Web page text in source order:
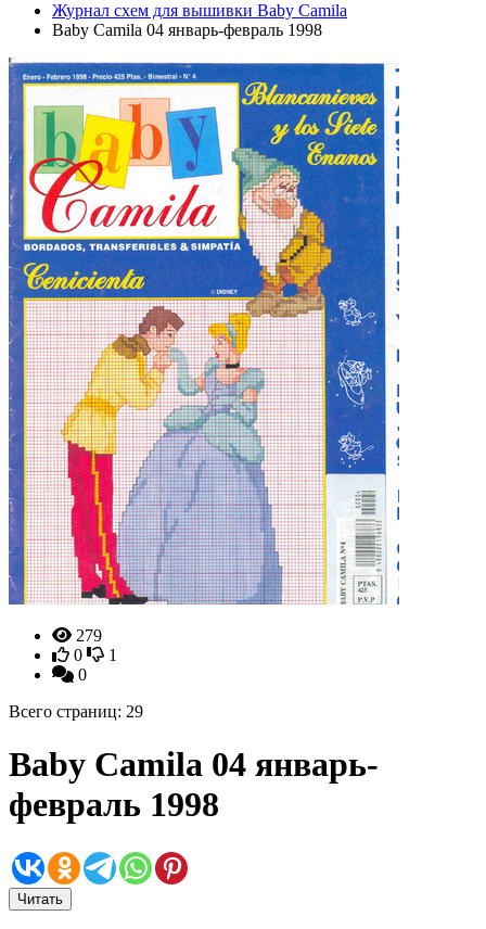
Журнал схем для вышивки Baby Camila
Baby Camila 04 январь-февраль 1998
279
0
1
0
Всего страниц: 29
Baby Camila 04 январь-
февраль 1998
Читать